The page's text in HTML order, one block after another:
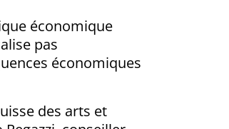
économique
pas
économiques
des arts et